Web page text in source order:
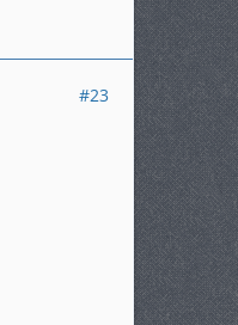
#23